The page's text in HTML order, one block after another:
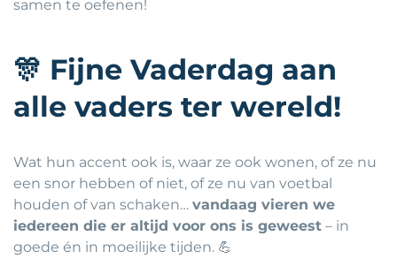
samen te oefenen!
🎊 Fijne Vaderdag aan
alle vaders ter wereld!
Wat hun accent ook is, waar ze ook wonen, of ze nu
een snor hebben of niet, of ze nu van voetbal
houden of van schaken… vandaag vieren we
iedereen die er altijd voor ons is geweest – in
goede én in moeilijke tijden. 💪